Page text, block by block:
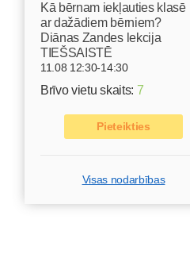
Kā bērnam iekļauties klasē
ar dažādiem bērniem?
Diānas Zandes lekcija
TIEŠSAISTĒ
11.08 12:30-14:30
Brīvo vietu skaits: 7
Pieteikties
Visas nodarbības